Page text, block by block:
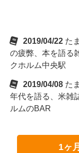
2019/04/22 た
の疲弊、本を語る
クホルム中央駅
2019/04/08 た
年代を語る、米雑
ルムのBAR
1ヶ